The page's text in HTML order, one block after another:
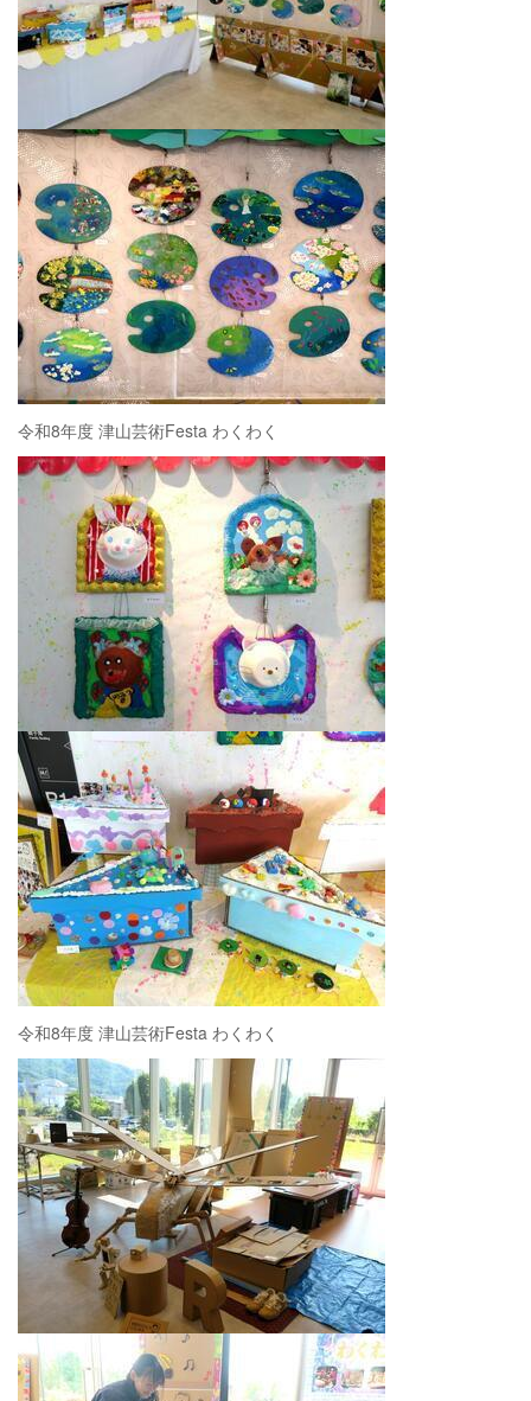
令和8年度 津山芸術Festa わくわく
令和8年度 津山芸術Festa わくわく